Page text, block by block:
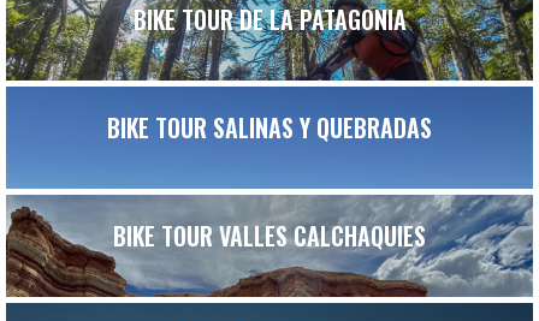
BIKE TOUR DE LA PATAGONIA
BIKE TOUR SALINAS Y QUEBRADAS
BIKE TOUR VALLES CALCHAQUIES